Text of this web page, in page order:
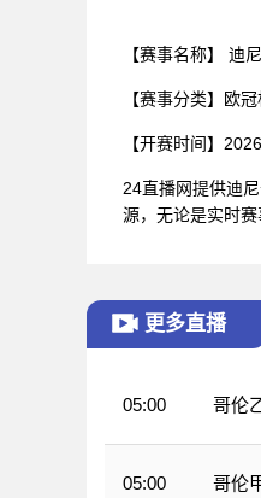
【赛事名称】 迪
【赛事分类】 欧
【开赛时间】
24直播网提供迪
源，无论是实时
更多直播
05:00 哥伦
05:00 哥伦